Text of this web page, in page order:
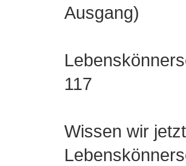
Ausgang)
117
Wissen wir